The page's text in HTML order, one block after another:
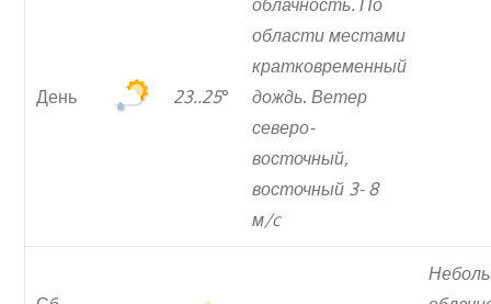
День 23..25°
облачность. По
области местами
кратковременный
дождь.Ветер
северо-
восточный,
восточный 3- 8
м/c